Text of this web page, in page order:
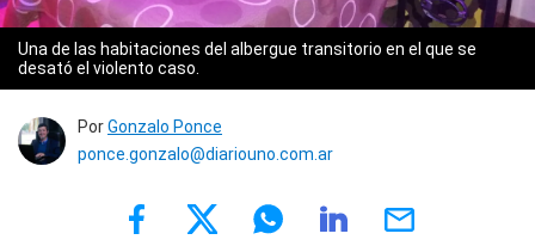
Una de las habitaciones del albergue transitorio en el que se
desató el violento caso.
PorGonzalo Ponce
ponce.gonzalo@diariouno.com.ar